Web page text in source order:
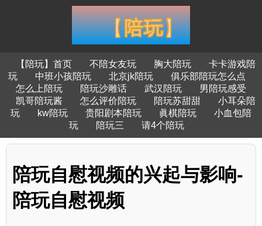
【陪玩】首页 不陪女友玩 胸大陪玩
卡卡游戏陪
玩
中班小孩陪玩 北京jk陪玩
俱乐部陪玩怎么点
怎么上陪玩
陪玩沙雕话 武汉陪玩
男陪玩感受
凯哥陪玩酱
怎么评价陪玩 陪玩苏甜甜
小耳朵陪
玩
kw陪玩 贵阳剧本陪玩 眞棋陪玩
小血包陪
玩
陪玩三 请4个陪玩
陪玩自慰视频的兴起与影响-
陪玩自慰视频